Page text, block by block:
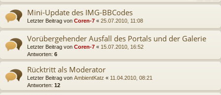
Mini-Update des IMG-BBCodes
Letzter Beitrag von Coren-7 « 25.07.2010, 11:08
Vorübergehender Ausfall des Portals und der Galerie
Letzter Beitrag von Coren-7 « 15.07.2010, 16:52
Antworten: 6
Rücktritt als Moderator
Letzter Beitrag von AmbientKatz « 11.04.2010, 08:21
Antworten: 12